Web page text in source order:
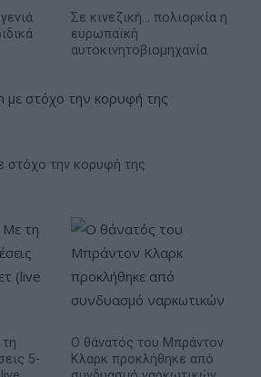
Σε κινεζική… πολιορκία η
ευρωπαϊκή
αυτοκινητοβιομηχανία
στόχο την κορυφή της
5-
O θάνατός του Μπράντον
Κλαρκ προκλήθηκε από